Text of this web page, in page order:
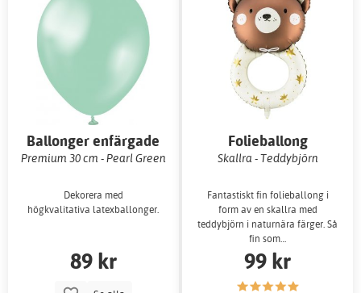
Ballonger enfärgade
Premium 30 cm - Pearl Green
Dekorera med
högkvalitativa latexballonger.
89 kr
Folieballong
Skallra - Teddybjörn
Fantastiskt fin folieballong i
form av en skallra med
teddybjörn i naturnära färger. Så
fin som…
99 kr